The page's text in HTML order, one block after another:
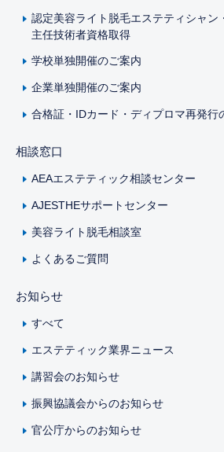
認定美容ライト脱毛エステティシャン
主任技術者資格取得
学校単独開催のご案内
企業単独開催のご案内
合格証・IDカード・ディプロマ再発行
相談窓口
AEAエステティック相談センター
AJESTHEサポートセンター
美容ライト脱毛相談室
よくあるご質問
お知らせ
すべて
エステティック業界ニュース
講習会のお知らせ
振興協議会からのお知らせ
官公庁からのお知らせ